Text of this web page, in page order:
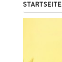
STARTSEITE